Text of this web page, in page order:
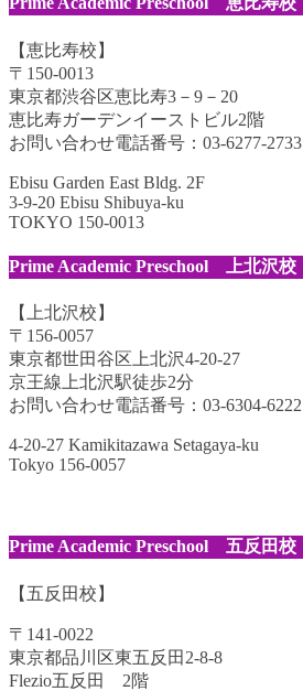
【恵比寿校】
〒150-0013
東京都渋谷区恵比寿3－9－20
恵比寿ガーデンイーストビル2階
お問い合わせ電話番号：03-6277-2733
Ebisu Garden East Bldg. 2F
3-9-20 Ebisu Shibuya-ku
TOKYO 150-0013
Prime Academic Preschool 上北沢校
【上北沢校】
〒156-0057
東京都世田谷区上北沢4-20-27
京王線上北沢駅徒歩2分
お問い合わせ電話番号：03-6304-6222
4-20-27 Kamikitazawa Setagaya-ku
Tokyo 156-0057
Prime Academic Preschool 五反田校
【五反田校】
〒141-0022
東京都品川区東五反田2-8-8
Flezio五反田 2階